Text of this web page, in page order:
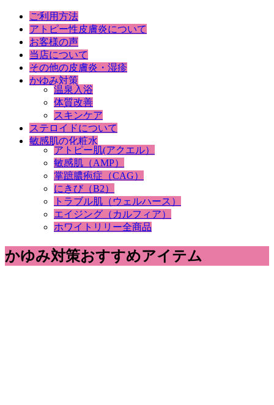
ご利用方法
アトピー性皮膚炎について
お客様の声
当店について
その他の皮膚炎・湿疹
かゆみ対策
温泉入浴
体質改善
スキンケア
ステロイドについて
敏感肌の化粧水
アトピー肌(アクエル）
敏感肌（AMP）
掌蹠膿疱症（CAG）
にきび（B2）
トラブル肌（ウェルハース）
エイジング（カルフィア）
ホワイトリリー全商品
かゆみ対策おすすめアイテム